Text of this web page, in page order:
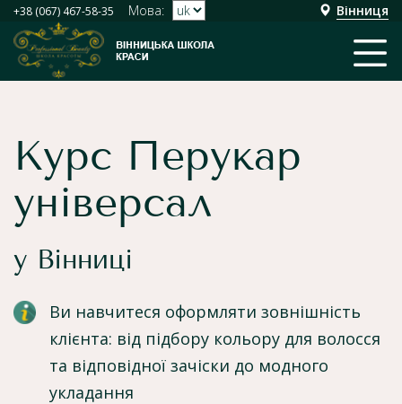
+38 (067) 467-58-35 Мова: Вінниця
Курс Перукар
універсал
у Вінниці
Ви навчитеся оформляти зовнішність
клієнта: від підбору кольору для волосся
та відповідної зачіски до модного
укладання